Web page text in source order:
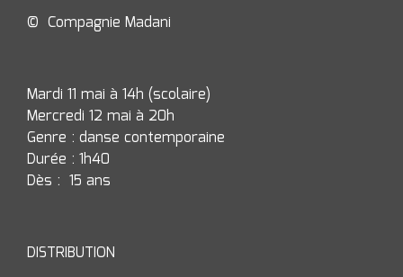
Demande de résidence
© Compagnie Madani
Mardi 11 mai à 14h (scolaire)
Mercredi 12 mai à 20h
Genre : danse contemporaine
Durée : 1h40
Dès : 15 ans
DISTRIBUTION